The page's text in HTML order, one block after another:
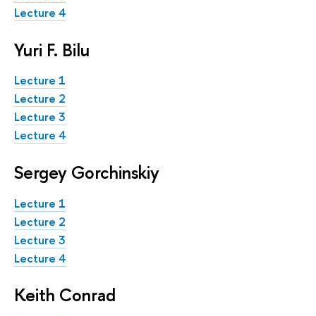
Lecture 4
Yuri F. Bilu
Lecture 1
Lecture 2
Lecture 3
Lecture 4
Sergey Gorchinskiy
Lecture 1
Lecture 2
Lecture 3
Lecture 4
Keith Conrad